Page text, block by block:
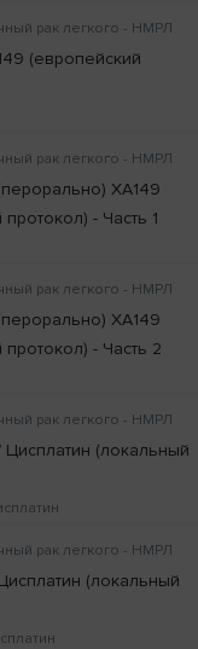
рак легкого - НМРЛ
(европейский
рак легкого - НМРЛ
XA149
- Часть 1
рак легкого - НМРЛ
XA149
- Часть 2
рак легкого - НМРЛ
(локальный
рак легкого - НМРЛ
(локальный